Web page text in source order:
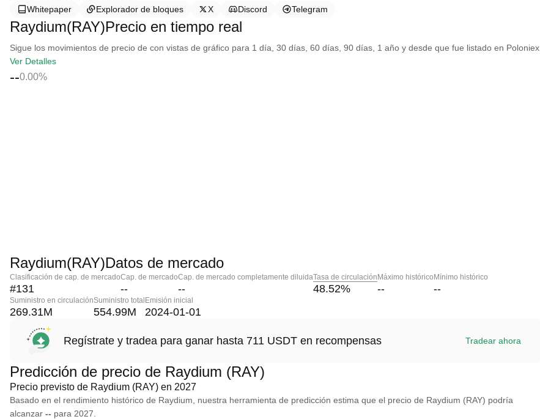
Whitepaper
Explorador de bloques X Discord Telegram
Raydium(RAY)Precio en tiempo real
Sigue los movimientos de precio de con vistas de gráfico para 1 día, 30 días, 60 días, 90 días, 1 año y desde que fue listado en Poloniex.
Ver Detalles
--0.00%
Raydium(RAY)Datos de mercado
Clasificación de cap. de mercado
#131
Cap. de mercado
--
Cap. de mercado completamente diluida
--
Tasa de circulación
48.52%
Máximo histórico
--
Mínimo histórico
--
Suministro en circulación
269.31M
Suministro total
554.99M
Emisión inicial
2024-01-01
Regístrate y tradea para ganar hasta 711 USDT en recompensas Tradear ahora
Predicción de precio de Raydium (RAY)
Precio previsto de Raydium (RAY) en 2027
Basado en el rendimiento histórico de Raydium, nuestra herramienta de predicción estima que el precio de Raydium (RAY) podría
alcanzar -- para 2027.